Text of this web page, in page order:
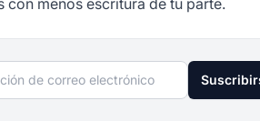
menos escritura de tu parte.
de correo electrónico